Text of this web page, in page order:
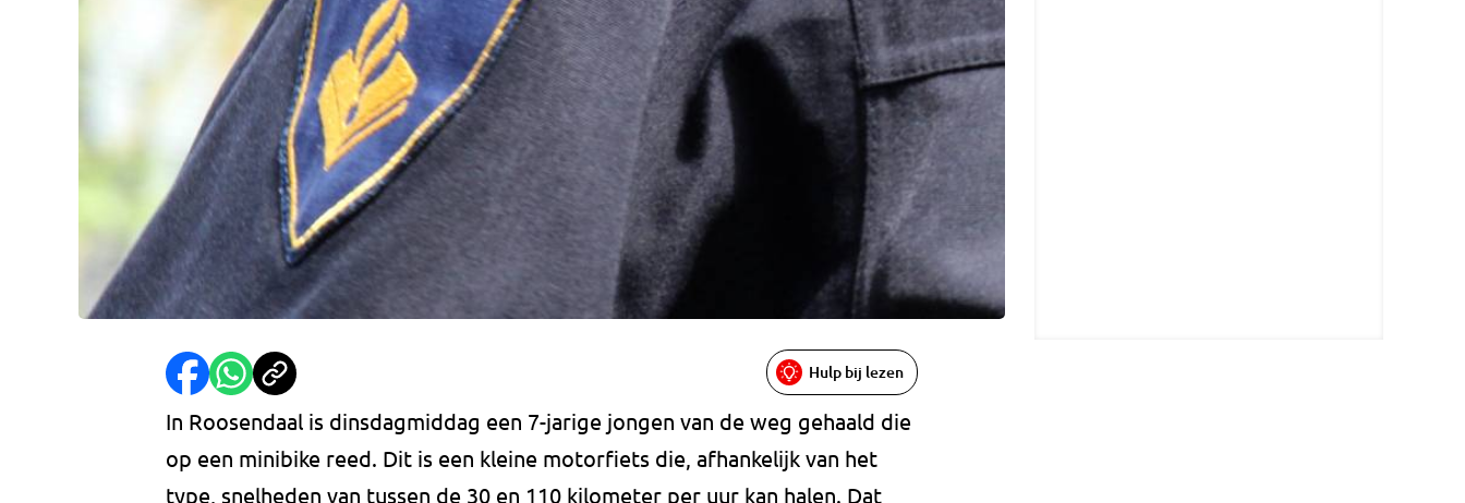
Hulp bij lezen
In Roosendaal is dinsdagmiddag een 7-jarige jongen van de weg gehaald die
op een minibike reed. Dit is een kleine motorfiets die, afhankelijk van het
type, snelheden van tussen de 30 en 110 kilometer per uur kan halen. Dat